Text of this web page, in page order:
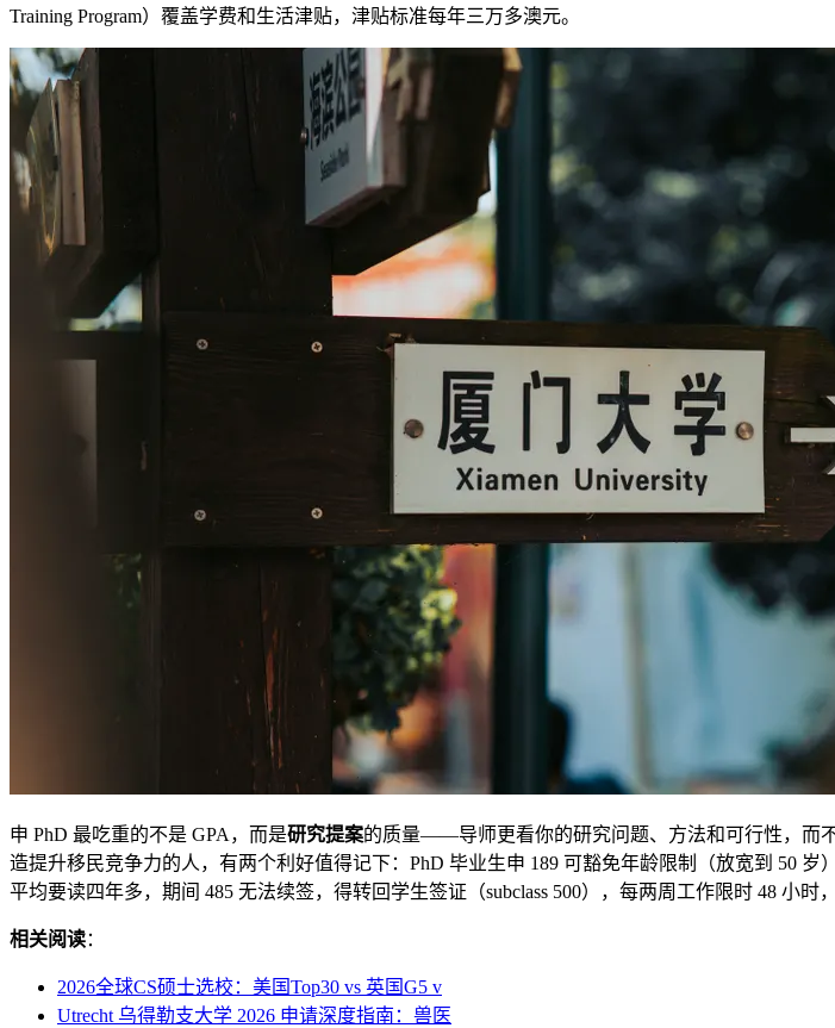
Training Program）覆盖学费和生活津贴，津贴标准每年三万多澳元。
申 PhD 最吃重的不是 GPA，而是研究提案的质量——导师更看你的研究问题、方法和可行性，而
造提升移民竞争力的人，有两个利好值得记下：PhD 毕业生申 189 可豁免年龄限制（放宽到 50
平均要读四年多，期间 485 无法续签，得转回学生签证（subclass 500），每两周工作限时 48 小时
相关阅读：
2026全球CS硕士选校：美国Top30 vs 英国G5 v
Utrecht 乌得勒支大学 2026 申请深度指南：兽医